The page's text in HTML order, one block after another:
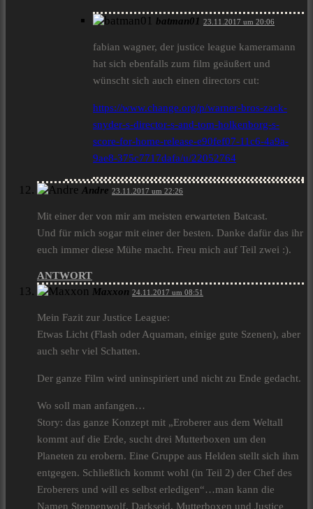
batman01 23.11.2017 um 20:06
fabian wagner, der justice league kameramann
hat sich ebenfalls zum film geäußert und
wünscht sich auch einen directors cut:
https://www.change.org/p/warner-bros-zack-
snyder-s-director-s-and-tom-holkenborg-s-
score-for-home-release-e90fef07-11c6-4a9a-
9ae8-375c7717dafa/u/22052764
Andre 23.11.2017 um 22:26
Mit einer der von mir am meisten erwarteten Batcast.
Und für mich sogar mit einer der besten. Danke dafür das ihr
euch immer diese Mühe macht. Freu mich auf Teil zwei :).
ANTWORT
Maxxon 24.11.2017 um 08:51
Mein Fazit zur Justice League:
Etwas Licht (Flash oder Aquaman, einige gute Szenen), aber
auch sehr viel Schatten.
Der ganze Film wird uninspiriert und nicht zu Ende gedacht.
Wo soll man anfangen…
Story: das ganze Konzept mit „Eroberer aus dem Weltall
kommt auf die Erde, sucht drei Mutterboxen um den
Planeten zu erobern. Eine Gruppe aus Helden stellt sich ihm
entgegen. Schließlich kommt wohl (in Teil 2) der Chef des
Eroberers und will es selbst erledigen“…man kann die
Namen Steppenwolf, Darkseid, Mutterboxen und Justice